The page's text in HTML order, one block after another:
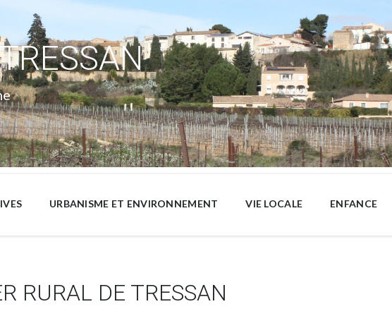
URBANISME ET ENVIRONNEMENT VIE LOCALE ENFANCE
RURAL DE TRESSAN